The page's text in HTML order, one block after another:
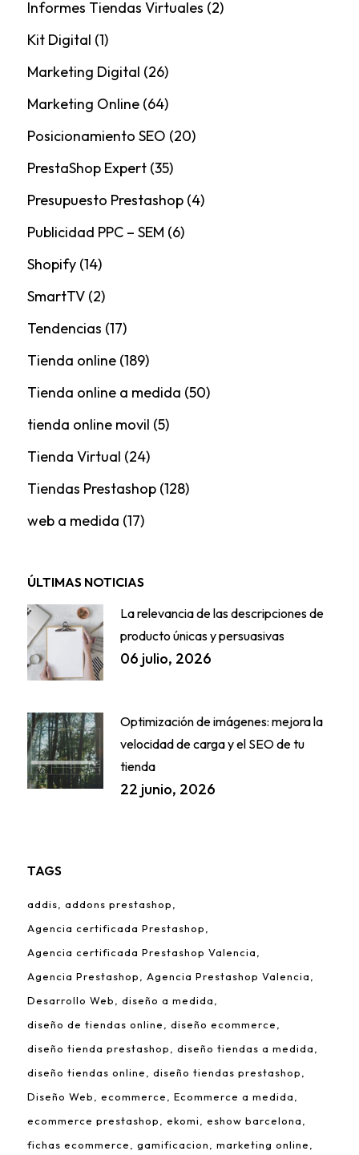
Informes Tiendas Virtuales (2)
Kit Digital (1)
Marketing Digital (26)
Marketing Online(64)
Posicionamiento SEO (20)
PrestaShop Expert(35)
Presupuesto Prestashop(4)
Publicidad PPC – SEM (6)
Shopify(14)
SmartTV(2)
Tendencias (17)
Tienda online(189)
Tienda online a medida (50)
tienda online movil (5)
Tienda Virtual (24)
Tiendas Prestashop(128)
web a medida (17)
ÚLTIMAS NOTICIAS
La relevancia de las descripciones de
producto únicas y persuasivas
06 julio, 2026
Optimización de imágenes: mejora la
velocidad de carga y el SEO de tu
tienda
22 junio, 2026
TAGS
addis
addons prestashop
Agencia certificada Prestashop
Agencia certificada Prestashop Valencia
Agencia Prestashop
Agencia Prestashop Valencia
Desarrollo Web
diseño a medida
diseño de tiendas online
diseño ecommerce
diseño tienda prestashop
diseño tiendas a medida
diseño tiendas online
diseño tiendas prestashop
Diseño Web
ecommerce
Ecommerce a medida
ecommerce prestashop
ekomi
eshow barcelona
fichas ecommerce
gamificacion
marketing online